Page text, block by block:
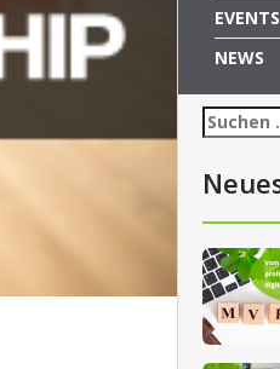
EVENTS
NEWS
Suchen
nach: